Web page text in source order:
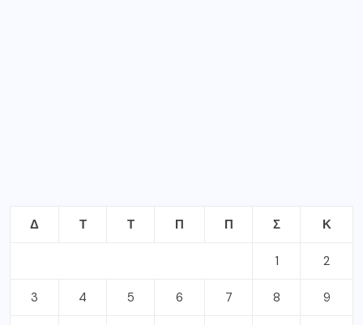
Δ Τ Τ Π Π Σ Κ
1 2
3 4 5 6 7 8 9